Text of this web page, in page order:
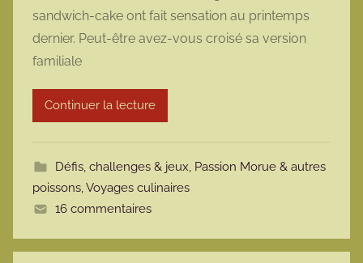
m
a
t
e
sandwich-cake ont fait sensation au printemps
dernier. Peut-être avez-vous croisé sa version
familiale
Continuer la lecture
Défis, challenges & jeux, Passion Morue & autres
poissons,Voyages culinaires
16 commentaires